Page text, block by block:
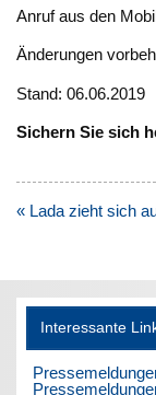
Anruf aus den
Änderungen
Stand: 06.06.2019
Sichern Sie sich
Beitragsnavigation
« Lada zieht sich
Interessante